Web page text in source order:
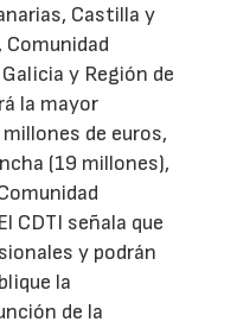
Castilla y
y Región de
la mayor
de euros,
(19 millones),
CDTI señala que
y podrán
la
de la